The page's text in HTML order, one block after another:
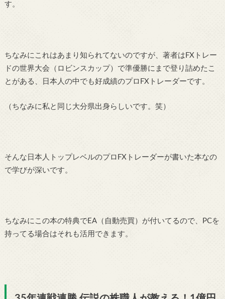
す。
ちなみにこれはあまり知られてないのですが、著者はFXトレー
ドの世界大会（ロビンスカップ）で準優勝にまで登り詰めたこ
とがある、日本人の中でも好成績のプロFXトレーダーです。
（ちなみに私と同じ大分県出身らしいです。笑）
そんな日本人トップレベルのプロFXトレーダーが書いた本なの
で学びが深いです。
ちなみにこの本の特典でEA（自動売買）が付いてるので、PCを
持ってる場合はそれも活用できます。